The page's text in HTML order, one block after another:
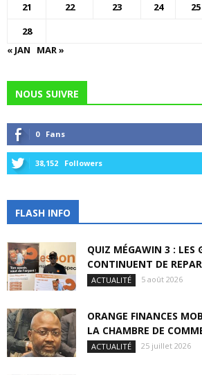
21
22 23 24 25
28
« JAN
MAR »
NOUS SUIVRE
0 Fans
38,152 Followers
FLASH INFO
QUIZ MÉGAWIN 3 : LES
CONTINUENT DE
ACTUALITÉ 5 août 2026
ORANGE FINANCES
LA CHAMBRE DE
ACTUALITÉ 25 juillet 2026